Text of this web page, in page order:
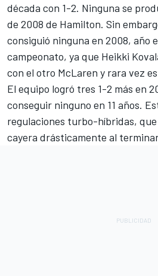
década con 1-2. Ninguna se
de 2008 de Hamilton. Sin
consiguió ninguna en 2008, año
campeonato, ya que Heikki
con el otro McLaren y rara vez
El equipo logró tres 1-2 más en
conseguir ninguno en 11 años.
regulaciones turbo-híbridas,
cayera drásticamente al